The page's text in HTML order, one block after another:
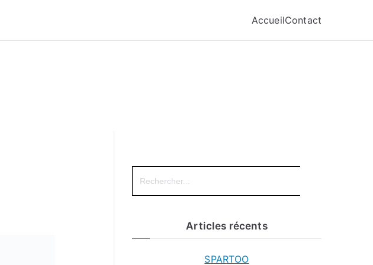
AccueilContact
Search
for:
Articles récents
SPARTOO